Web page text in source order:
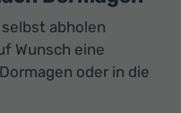
abholen
Wunsch eine
oder in die